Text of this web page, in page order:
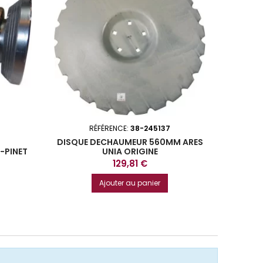
PINET
RÉFÉRENCE: 38-245137
DISQUE DECHAUMEUR 560MM ARES
UNIA ORIGINE
Prix
129,81 €
Ajouter au panier